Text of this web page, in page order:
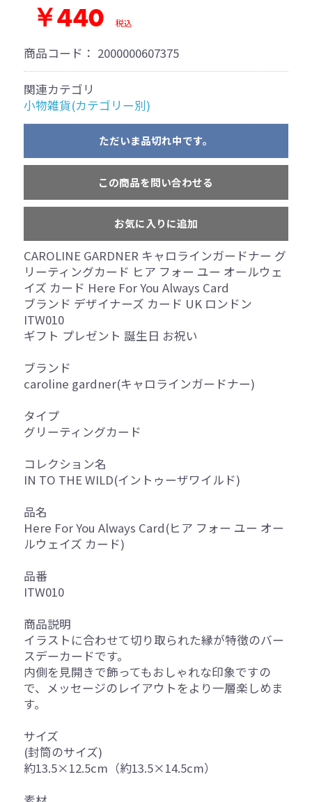
￥440 税込
商品コード： 2000000607375
関連カテゴリ
小物雑貨(カテゴリー別)
ただいま品切れ中です。
この商品を問い合わせる
お気に入りに追加
CAROLINE GARDNER キャロラインガードナー グ
リーティングカード ヒア フォー ユー オールウェ
イズ カード Here For You Always Card
ブランド デザイナーズ カード UK ロンドン
ITW010
ギフト プレゼント 誕生日 お祝い
ブランド
caroline gardner(キャロラインガードナー)
タイプ
グリーティングカード
コレクション名
IN TO THE WILD(イントゥーザワイルド)
品名
Here For You Always Card(ヒア フォー ユー オー
ルウェイズ カード)
品番
ITW010
商品説明
イラストに合わせて切り取られた縁が特徴のバー
スデーカードです。
内側を見開きで飾ってもおしゃれな印象ですの
で、メッセージのレイアウトをより一層楽しめま
す。
サイズ
(封筒のサイズ)
約13.5×12.5cm（約13.5×14.5cm）